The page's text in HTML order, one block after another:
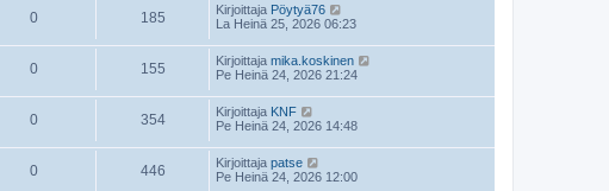
0 185 Kirjoittaja Pöytyä76
La Heinä 25, 2026 06:23
0 155 Kirjoittaja mika.koskinen
Pe Heinä 24, 2026 21:24
0 354 Kirjoittaja KNF
Pe Heinä 24, 2026 14:48
0 446 Kirjoittaja patse
Pe Heinä 24, 2026 12:00